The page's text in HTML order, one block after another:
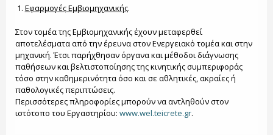
Εφαρμογές Εμβιομηχανικής.
Στον τομέα της Εμβιομηχανικής έχουν μεταφερθεί
αποτελέσματα από την έρευνα στον Ενεργειακό τομέα και στην
μηχανική. Έτσι παρήχθησαν όργανα και μέθοδοι διάγνωσης
παθήσεων και βελτιστοποίησης της κινητικής συμπεριφοράς
τόσο στην καθημερινότητα όσο και σε αθλητικές, ακραίες ή
παθολογικές περιπτώσεις.
Περισσότερες πληροφορίες μπορούν να αντληθούν στον
ιστότοπο του Εργαστηρίου: www.wel.teicrete.gr.